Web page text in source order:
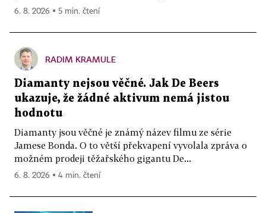
6. 8. 2026 ▪ 5 min. čtení
RADIM KRAMULE
Diamanty nejsou věčné. Jak De Beers
ukazuje, že žádné aktivum nemá jistou
hodnotu
Diamanty jsou věčné je známý název filmu ze série
Jamese Bonda. O to větší překvapení vyvolala zpráva o
možném prodeji těžařského gigantu De...
6. 8. 2026 ▪ 4 min. čtení